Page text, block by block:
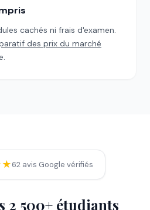
cachés ni frais d'examen.
des prix du marché
62 avis Google vérifiés
2 500+ étudiants